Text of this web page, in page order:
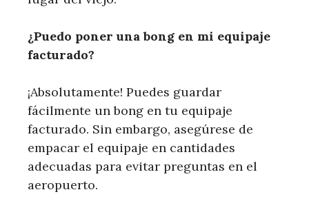
¿Puedo poner una bong en mi equipaje
facturado?
¡Absolutamente! Puedes guardar
fácilmente un bong en tu equipaje
facturado. Sin embargo, asegúrese de
empacar el equipaje en cantidades
adecuadas para evitar preguntas en el
aeropuerto.